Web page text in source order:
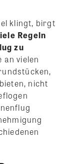
klingt, birgt
Regeln
zu
an vielen
nicht